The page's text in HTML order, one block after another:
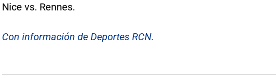
Nice vs. Rennes.
Con información de Deportes RCN.